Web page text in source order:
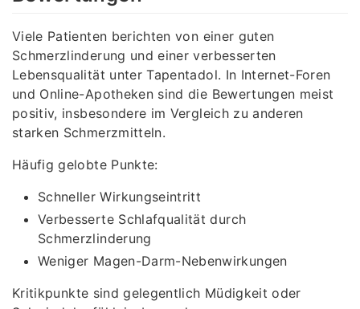
Viele Patienten berichten von einer guten
Schmerzlinderung und einer verbesserten
Lebensqualität unter Tapentadol. In Internet-Foren
und Online-Apotheken sind die Bewertungen meist
positiv, insbesondere im Vergleich zu anderen
starken Schmerzmitteln.
Häufig gelobte Punkte:
Schneller Wirkungseintritt
Verbesserte Schlafqualität durch
Schmerzlinderung
Weniger Magen-Darm-Nebenwirkungen
Kritikpunkte sind gelegentlich Müdigkeit oder